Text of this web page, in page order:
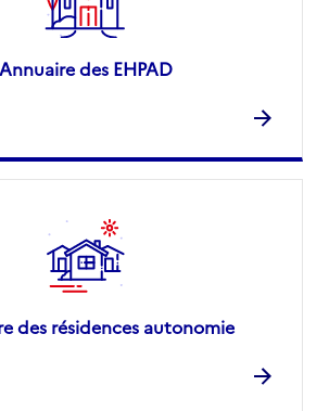
Annuaire des EHPAD
des résidences autonomie